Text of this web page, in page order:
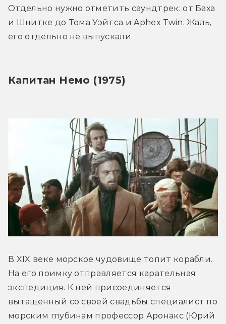
Отдельно нужно отметить саундтрек: от Баха
и Шнитке до Тома Уэйтса и Aphex Twin. Жаль,
его отдельно не выпускали.
Капитан Немо (1975)
В XIX веке морское чудовище топит корабли.
На его поимку отправляется карательная
экспедиция. К ней присоединяется
вытащенный со своей свадьбы специалист по
морским глубинам профессор Аронакс (Юрий